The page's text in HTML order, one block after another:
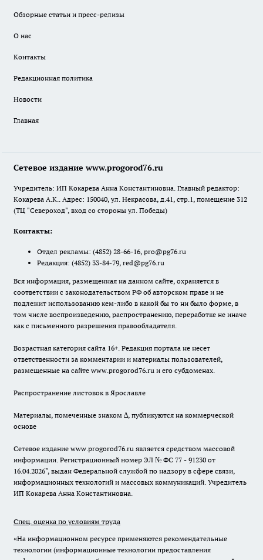
Обзорные статьи и пресс-релизы
О нас
Контакты
Редакционная политика
Новости
Главная
Сетевое издание www.progorod76.ru
Учредитель: ИП Кокарева Анна Константиновна. Главный редактор:
Кокарева А.К.. Адрес: 150040, ул. Некрасова, д.41, стр.1, помещение 312
(ТЦ "Североход", вход со стороны ул. Победы)
Контакты:
Отдел рекламы: (4852) 28-66-16, pro@pg76.ru
Редакция: (4852) 33-84-79, red@pg76.ru
Вся информация, размещенная на данном сайте, охраняется в
соответствии с законодательством РФ об авторском праве и не
подлежит использованию кем-либо в какой бы то ни было форме, в
том числе воспроизведению, распространению, переработке не иначе
как с письменного разрешения правообладателя.
Возрастная категория сайта 16+. Редакция портала не несет
ответственности за комментарии и материалы пользователей,
размещенные на сайте www.progorod76.ru и его субдоменах.
Распространение листовок в Ярославле
Материалы, помеченные знаком ∆, публикуются на коммерческой
основе
Сетевое издание www.progorod76.ru является средством массовой
информации. Регистрационный номер ЭЛ № ФС 77 - 91230 от
16.04.2026", выдан Федеральной службой по надзору в сфере связи,
информационных технологий и массовых коммуникаций. Учредитель
ИП Кокарева Анна Константиновна.
Спец. оценка по условиям труда
«На информационном ресурсе применяются рекомендательные
технологии (информационные технологии предоставления